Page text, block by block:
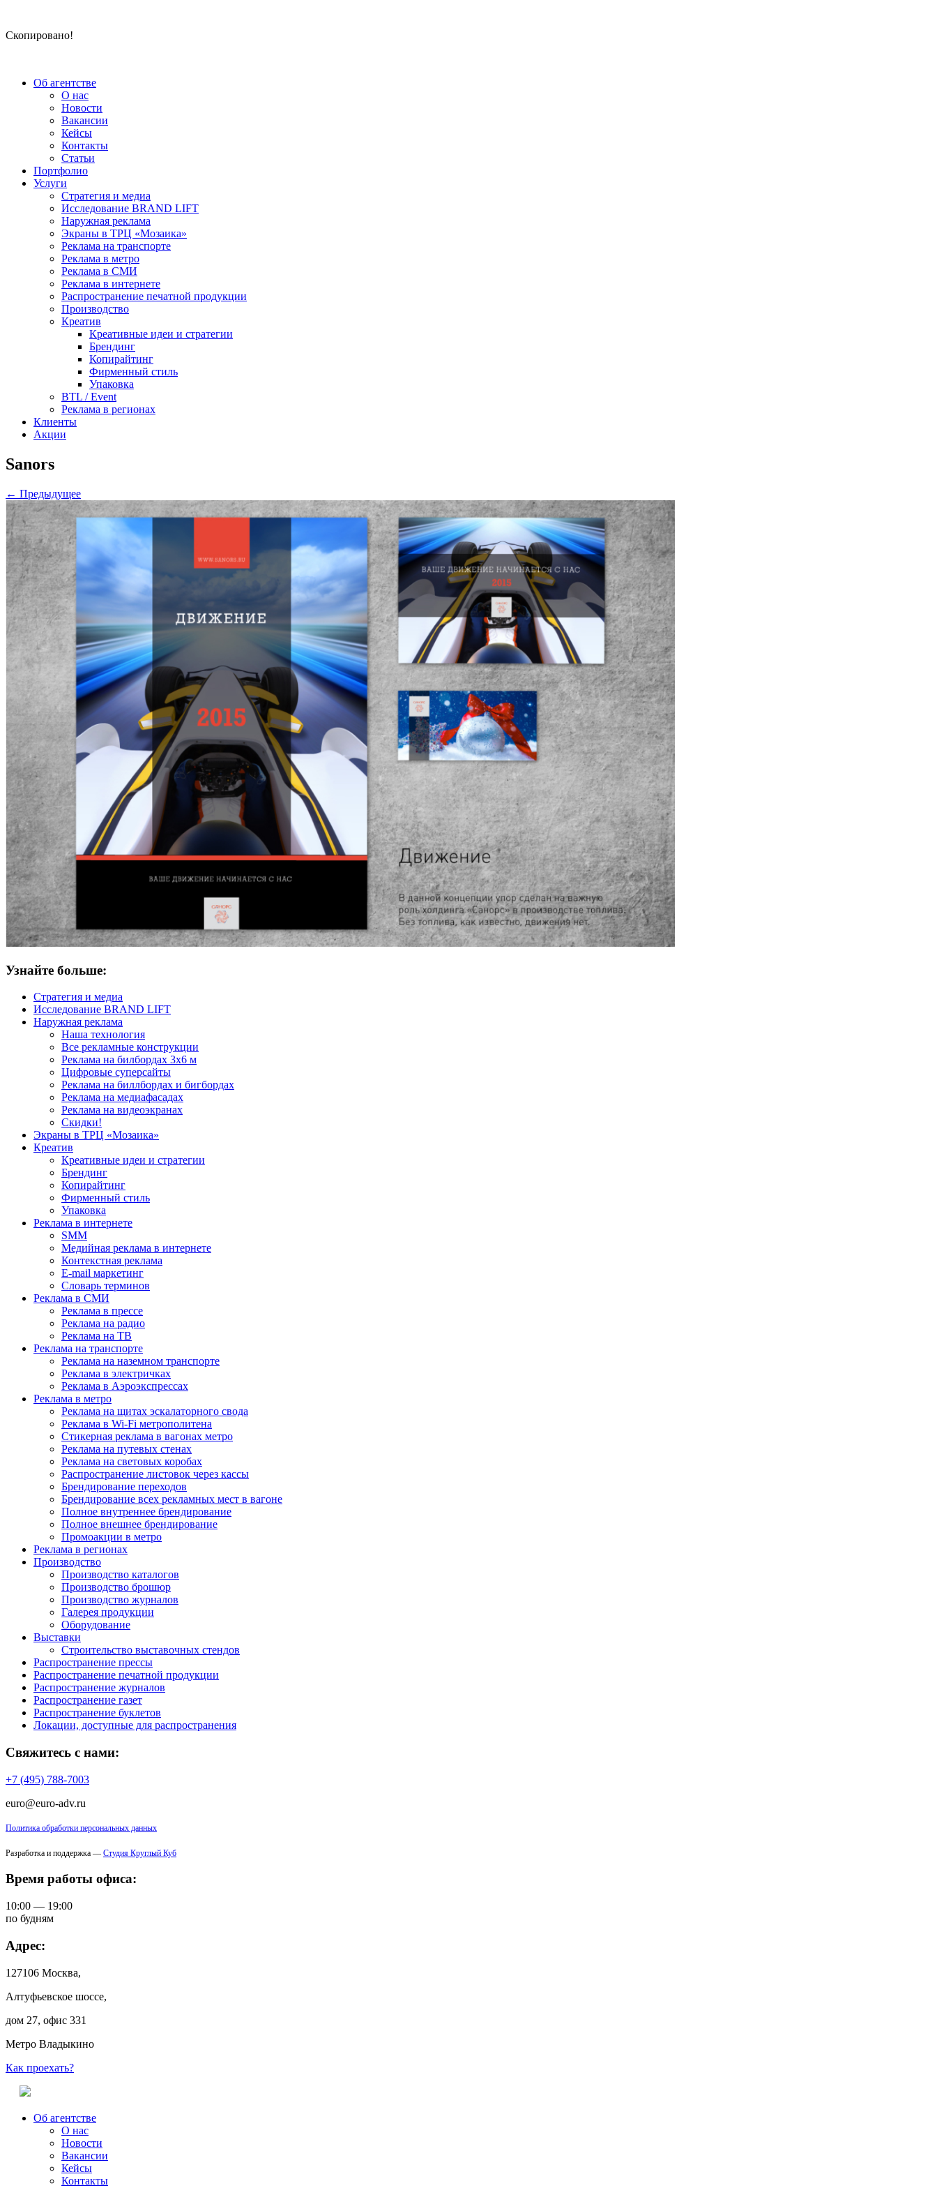
Скопировано!
Об агентстве
О нас
Новости
Вакансии
Кейсы
Контакты
Статьи
Портфолио
Услуги
Стратегия и медиа
Исследование BRAND LIFT
Наружная реклама
Экраны в ТРЦ «Мозаика»
Реклама на транспорте
Реклама в метро
Реклама в СМИ
Реклама в интернете
Распространение печатной продукции
Производство
Креатив
Креативные идеи и стратегии
Брендинг
Копирайтинг
Фирменный стиль
Упаковка
BTL / Event
Реклама в регионах
Клиенты
Акции
Sanors
← Предыдущее
Узнайте больше:
Стратегия и медиа
Исследование BRAND LIFT
Наружная реклама
Наша технология
Все рекламные конструкции
Реклама на билбордах 3х6 м
Цифровые суперсайты
Реклама на биллбордах и бигбордах
Реклама на медиафасадах
Реклама на видеоэкранах
Скидки!
Экраны в ТРЦ «Мозаика»
Креатив
Креативные идеи и стратегии
Брендинг
Копирайтинг
Фирменный стиль
Упаковка
Реклама в интернете
SMM
Медийная реклама в интернете
Контекстная реклама
E-mail маркетинг
Словарь терминов
Реклама в СМИ
Реклама в прессе
Реклама на радио
Реклама на ТВ
Реклама на транспорте
Реклама на наземном транспорте
Реклама в электричках
Реклама в Аэроэкспрессах
Реклама в метро
Реклама на щитах эскалаторного свода
Реклама в Wi-Fi метрополитена
Стикерная реклама в вагонах метро
Реклама на путевых стенах
Реклама на световых коробах
Распространение листовок через кассы
Брендирование переходов
Брендирование всех рекламных мест в вагоне
Полное внутреннее брендирование
Полное внешнее брендирование
Промоакции в метро
Реклама в регионах
Производство
Производство каталогов
Производство брошюр
Производство журналов
Галерея продукции
Оборудование
Выставки
Строительство выставочных стендов
Распространение прессы
Распространение печатной продукции
Распространение журналов
Распространение газет
Распространение буклетов
Локации, доступные для распространения
Свяжитесь с нами:
+7 (495) 788-7003
euro@euro-adv.ru
Политика обработки персональных данных
Разработка и поддержка — Студия Круглый Куб
Время работы офиса:
10:00 — 19:00
по будням
Адрес:
127106 Москва,
Алтуфьевское шоссе,
дом 27, офис 331
Метро Владыкино
Как проехать?
Об агентстве
О нас
Новости
Вакансии
Кейсы
Контакты